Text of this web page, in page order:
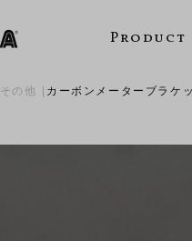
Product
その他 カーボンメーターブラケ